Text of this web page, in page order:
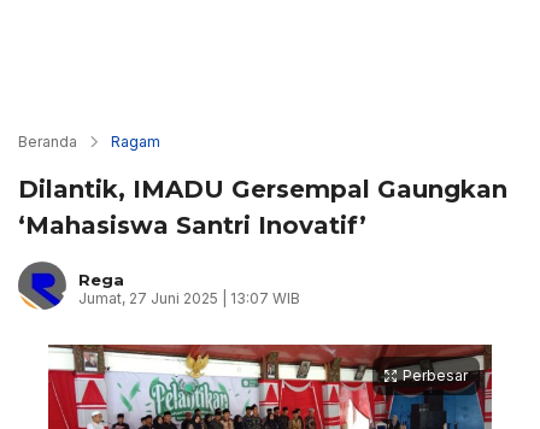
Beranda Ragam
Dilantik, IMADU Gersempal Gaungkan
‘Mahasiswa Santri Inovatif’
Rega
Jumat, 27 Juni 2025 | 13:07 WIB
Perbesar